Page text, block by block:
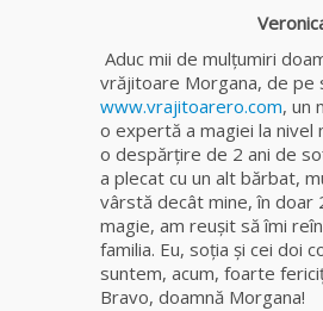
Aduc mii de mulţumiri
vrăjitoare Morgana, de pe
www.vrajitoarero.com, un
o expertă a magiei la nivel
o despărţire de 2 ani de
a plecat cu un alt bărbat,
vârstă decât mine, în doar
magie, am reuşit să îmi
familia. Eu, soţia şi cei doi
suntem, acum, foarte
Bravo, doamnă Morgana!